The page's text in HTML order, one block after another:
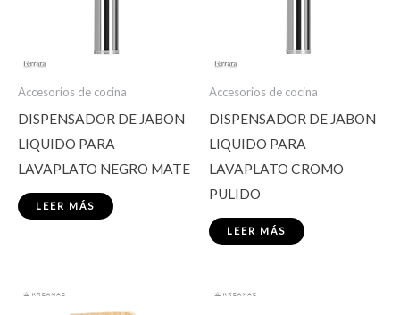
Accesorios de cocina
DISPENSADOR DE JABON
LIQUIDO PARA
LAVAPLATO NEGRO MATE
LEER MÁS
Accesorios de cocina
DISPENSADOR DE JABON
LIQUIDO PARA
LAVAPLATO CROMO
PULIDO
LEER MÁS